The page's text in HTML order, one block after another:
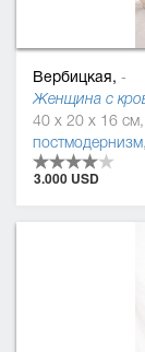
Вербицкая, -
Женщина с
постмодернизм,
3.000 USD